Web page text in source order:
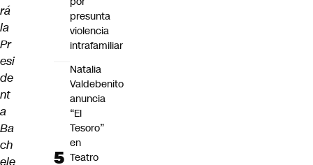
rá
la
Pr
esi
de
nt
a
Ba
ch
ele
presunta
violencia
intrafamiliar
Natalia
Valdebenito
anuncia
“El
Tesoro”
en
Teatro